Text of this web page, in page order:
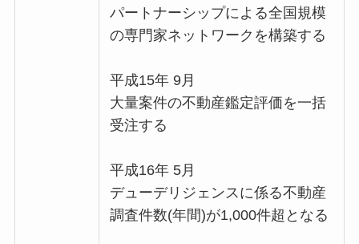
パートナーシップによる全国規模
の専門家ネットワークを構築する
平成15年 9月
大量案件の不動産鑑定評価を一括
受注する
平成16年 5月
デューデリジェンスに係る不動産
調査件数(年間)が1,000件超となる